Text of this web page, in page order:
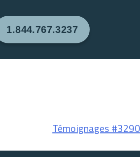
1.844.767.3237
Témoignages #3290